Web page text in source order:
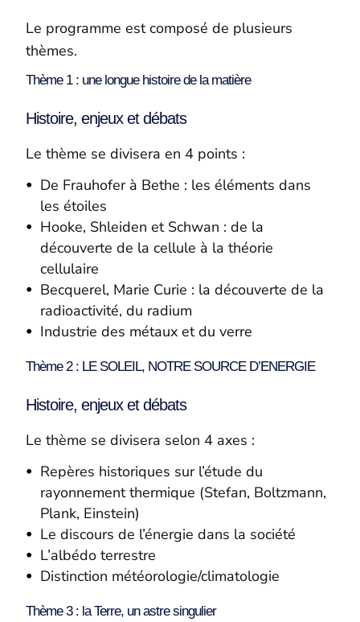
Le programme est composé de plusieurs
thèmes.
Thème 1 : une longue histoire de la matière
Histoire, enjeux et débats
Le thème se divisera en 4 points :
De Frauhofer à Bethe : les éléments dans
les étoiles
Hooke, Shleiden et Schwan : de la
découverte de la cellule à la théorie
cellulaire
Becquerel, Marie Curie : la découverte de la
radioactivité, du radium
Industrie des métaux et du verre
Thème 2 : LE SOLEIL, NOTRE SOURCE D’ENERGIE
Histoire, enjeux et débats
Le thème se divisera selon 4 axes :
Repères historiques sur l’étude du
rayonnement thermique (Stefan, Boltzmann,
Plank, Einstein)
Le discours de l’énergie dans la société
L’albédo terrestre
Distinction météorologie/climatologie
Thème 3 : la Terre, un astre singulier